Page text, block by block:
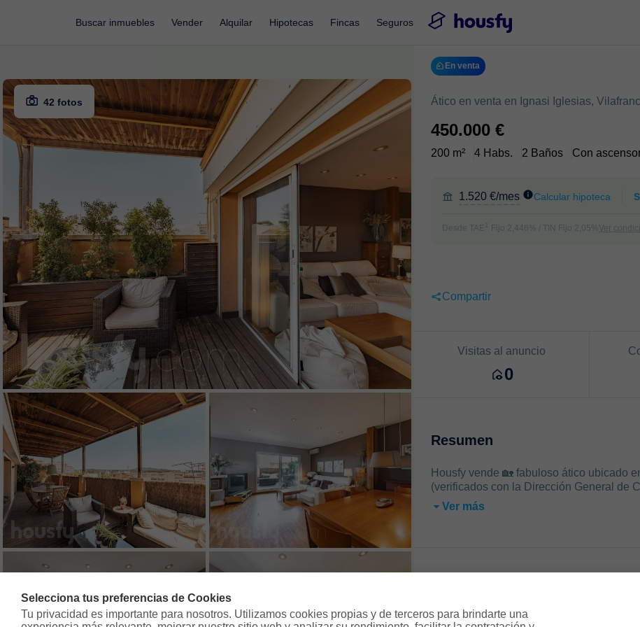
Selecciona tus preferencias de Cookies
Tu privacidad es importante para nosotros. Utilizamos cookies propias y de terceros para brindarte una
Buscar inmuebles Vender Alquilar Hipotecas Fincas Seguros
42 fotos
En venta
Ático en venta en Ignasi Iglesias,
450.000 €
200 m² 4 Habs. 2 Baños Con
1.520 €/mes Calcular hipoteca
Desde TAE 1 Fijo 2,446% / TIN Fijo 2,05% Ver
Compartir
Visitas al anuncio
0
Resumen
Housfy vende 🏡 fabuloso ático ubicado
(verificados con la Dirección General de
Ver más